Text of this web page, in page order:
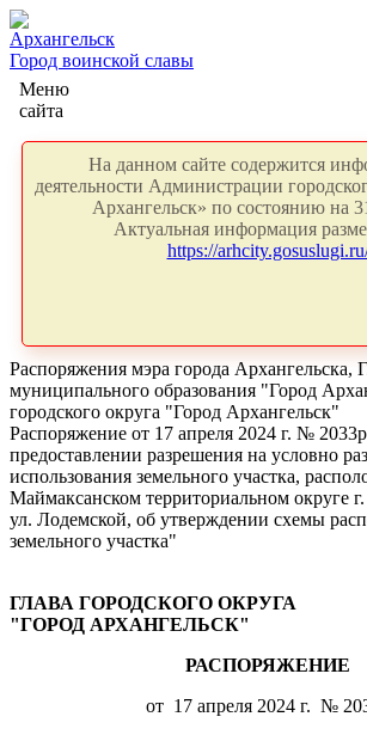
Архангельск
Город воинской славы
Меню
сайта
На данном сайте содержится
деятельности Администрации
Архангельск» по состоянию на
Актуальная информация
https://
Распоряжения мэра города Архангельска,
муниципального образования "Город
городского округа "Город Архангельск"
Распоряжение от 17 апреля 2024 г. №
предоставлении разрешения на условно
использования земельного участка,
Маймаксанском территориальном округе
ул. Лодемской, об утверждении схемы
земельного участка"
ГЛАВА ГОРОДСКОГО ОКРУГА
"ГОРОД АРХАНГЕЛЬСК"
РАСПОРЯЖЕНИЕ
от 17 апреля 2024 г. №